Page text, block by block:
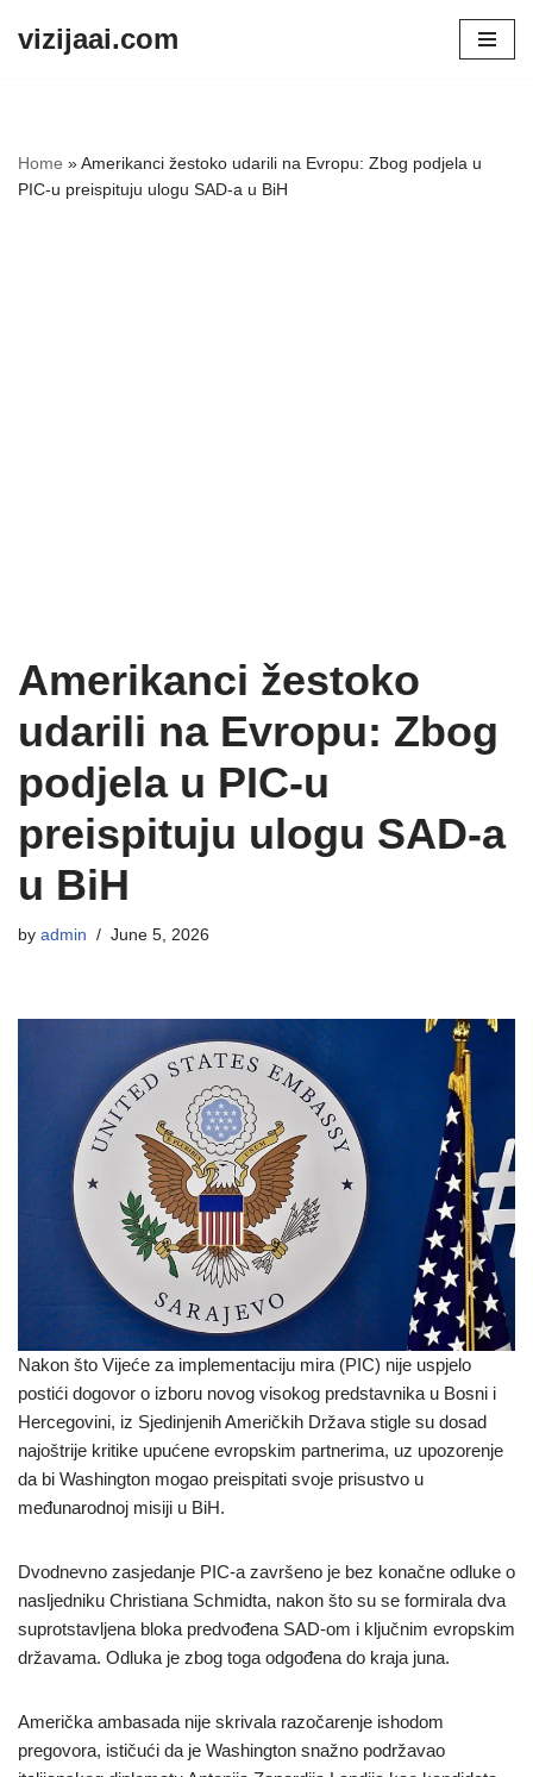
vizijaai.com
Home »Amerikanci žestoko udarili na Evropu: Zbog podjela u
PIC-u preispituju ulogu SAD-a u BiH
Amerikanci žestoko
udarili na Evropu: Zbog
podjela u PIC-u
preispituju ulogu SAD-a
u BiH
by admin June 5, 2026
Nakon što Vijeće za implementaciju mira (PIC) nije uspjelo
postići dogovor o izboru novog visokog predstavnika u Bosni i
Hercegovini, iz Sjedinjenih Američkih Država stigle su dosad
najoštrije kritike upućene evropskim partnerima, uz upozorenje
da bi Washington mogao preispitati svoje prisustvo u
međunarodnoj misiji u BiH.
Dvodnevno zasjedanje PIC-a završeno je bez konačne odluke o
nasljedniku Christiana Schmidta, nakon što su se formirala dva
suprotstavljena bloka predvođena SAD-om i ključnim evropskim
državama. Odluka je zbog toga odgođena do kraja juna.
Američka ambasada nije skrivala razočarenje ishodom
pregovora, ističući da je Washington snažno podržavao